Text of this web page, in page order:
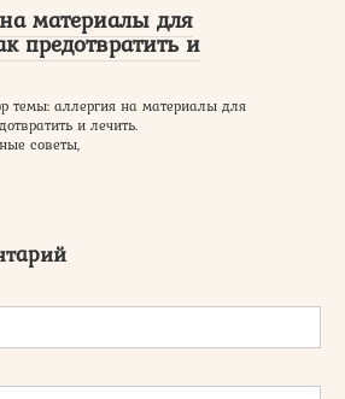
материалы для
предотвратить и
темы: аллергия на материалы для
и лечить.
советы,